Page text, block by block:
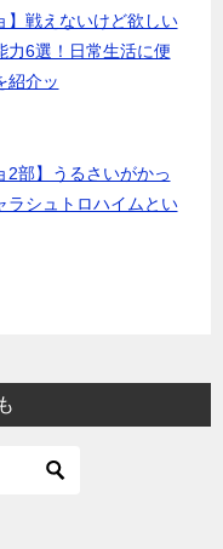
】戦えないけど欲しい
力6選！日常生活に便
紹介ッ
2部】うるさいがかっ
ラシュトロハイムとい